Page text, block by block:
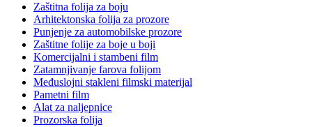
Zaštitna folija za boju
Arhitektonska folija za prozore
Punjenje za automobilske prozore
Zaštitne folije za boje u boji
Komercijalni i stambeni film
Zatamnjivanje farova folijom
Međuslojni stakleni filmski materijal
Pametni film
Alat za naljepnice
Prozorska folija